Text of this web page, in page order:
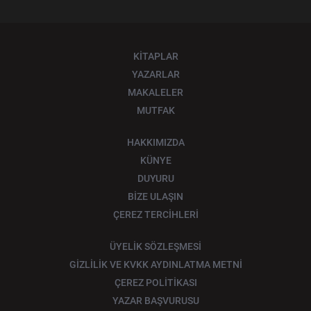
KİTAPLAR
YAZARLAR
MAKALELER
MUTFAK
HAKKIMIZDA
KÜNYE
DUYURU
BİZE ULAŞIN
ÇEREZ TERCİHLERİ
ÜYELİK SÖZLEŞMESİ
GİZLİLİK VE KVKK AYDINLATMA METNİ
ÇEREZ POLİTİKASI
YAZAR BAŞVURUSU